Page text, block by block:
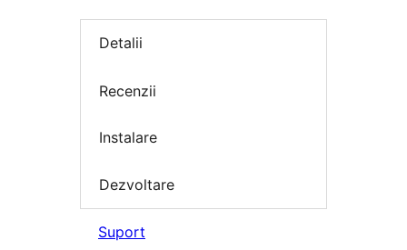
Detalii
Recenzii
Instalare
Dezvoltare
Suport